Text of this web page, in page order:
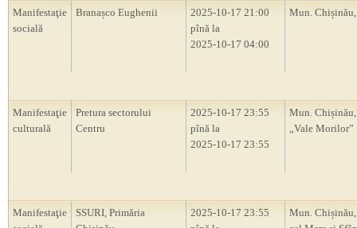
Manifestaţie
socială
Branașco Eughenii
2025-10-17 21:00
pînă la
2025-10-17 04:00
Mun.
Manifestaţie
culturală
Pretura sectorului
Centru
2025-10-17 23:55
pînă la
2025-10-17 23:55
Mun.
„Vale Morilor”
Manifestaţie
SSURI, Primăria
2025-10-17 23:55
Mun.